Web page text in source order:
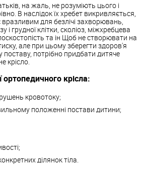
на жаль, не розуміють цього і
В наслідок їх хребет викривляється,
для безлічі захворювань,
і грудної клітки, сколіоз, міжхребцева
та ін Щоб не створювати на
але при цьому зберегти здоров'я
поставу, потрібно придбати дитяче
крісло.
ортопедичного крісла:
кровотоку;
положенні постави дитини;
ділянок тіла.